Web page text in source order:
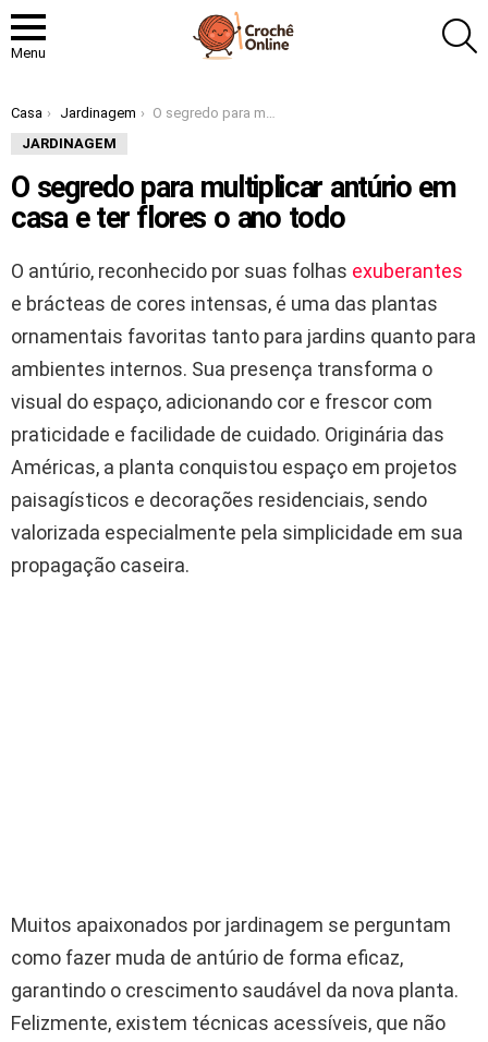
Menu
Você está aqui:
Casa Jardinagem
O segredo para multiplicar antúrio em casa e ter flores o ano todo
JARDINAGEM
O segredo para multiplicar antúrio em
casa e ter flores o ano todo
O antúrio, reconhecido por suas folhas exuberantes
e brácteas de cores intensas, é uma das plantas
ornamentais favoritas tanto para jardins quanto para
ambientes internos. Sua presença transforma o
visual do espaço, adicionando cor e frescor com
praticidade e facilidade de cuidado. Originária das
Américas, a planta conquistou espaço em projetos
paisagísticos e decorações residenciais, sendo
valorizada especialmente pela simplicidade em sua
propagação caseira.
Muitos apaixonados por jardinagem se perguntam
como fazer muda de antúrio de forma eficaz,
garantindo o crescimento saudável da nova planta.
Felizmente, existem técnicas acessíveis, que não